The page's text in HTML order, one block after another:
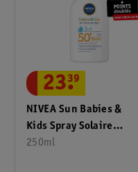
NIVEA Sun Babies &
Kids Spray Solaire
Sensitive Protect
250ml
23.
39